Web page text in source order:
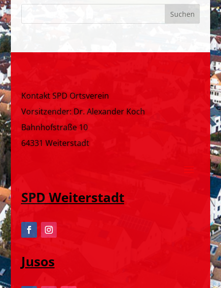
Kontakt SPD Ortsverein
Vorsitzender: Dr. Alexander Koch
Bahnhofstraße 10
64331 Weiterstadt
SPD Weiterstadt
Jusos